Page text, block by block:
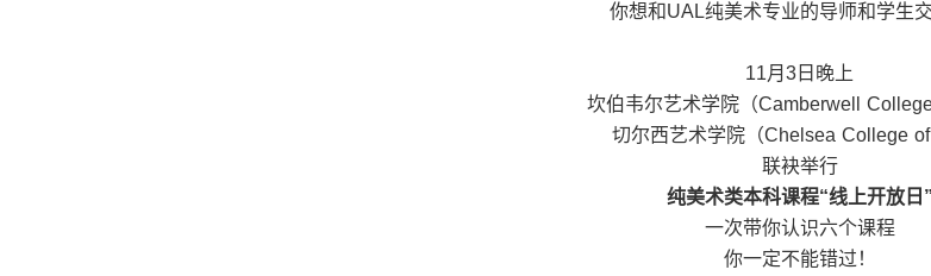
你想和UAL纯美术专业的导师和学生交
11月3日晚上
坎伯韦尔艺术学院（Camberwell College
切尔西艺术学院（Chelsea College of
联袂举行
纯美术类本科课程“线上开放日”
一次带你认识六个课程
你一定不能错过！